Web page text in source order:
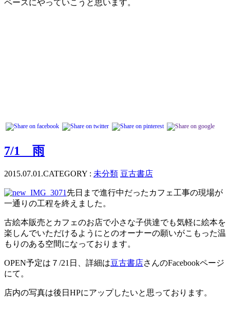
ペースにやっていこうと思います。
7/1 雨
2015.07.01.CATEGORY : 未分類 豆古書店
先日まで進行中だったカフェ工事の現場が
一通りの工程を終えました。
古絵本販売とカフェのお店で小さな子供達でも気軽に絵本を
楽しんでいただけるようにとのオーナーの願いがこもった温
もりのある空間になっております。
OPEN予定は７/21日、詳細は豆古書店さんのFacebookページ
にて。
店内の写真は後日HPにアップしたいと思っております。